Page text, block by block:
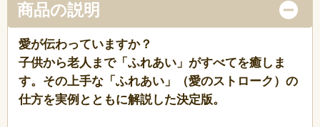
商品の説明
愛が伝わっていますか？
子供から老人まで「ふれあい」がすべてを癒しま
す。その上手な「ふれあい」（愛のストローク）の
仕方を実例とともに解説した決定版。